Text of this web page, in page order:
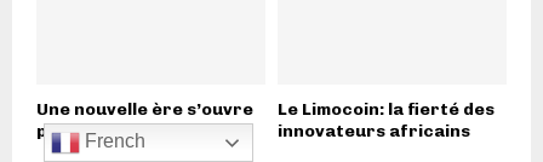
Une nouvelle ère s’ouvre
pour le Limocoin :...
Le Limocoin: la fierté des
innovateurs africains
French